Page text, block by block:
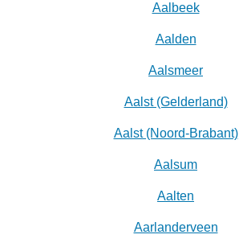
Aalbeek
Aalden
Aalsmeer
Aalst (Gelderland)
Aalst (Noord-Brabant)
Aalsum
Aalten
Aarlanderveen